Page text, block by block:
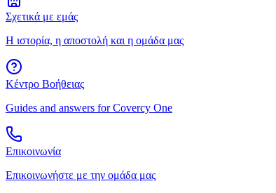
Σχετικά με εμάς
Η ιστορία, η αποστολή και η ομάδα μας
Κέντρο Βοήθειας
Guides and answers for Covercy One
Επικοινωνία
Επικοινωνήστε με την ομάδα μας